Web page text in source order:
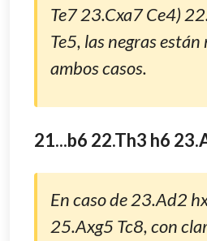
Te7 23.Cxa7 Ce4)
Te5, las negras están
ambos casos.
21...b6 22.Th3 h6
En caso de 23.Ad2
25.Axg5 Tc8, con